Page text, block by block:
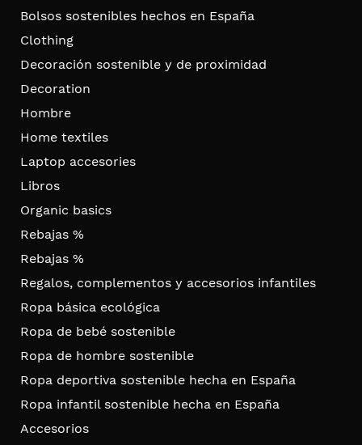
Bolsos sostenibles hechos en España
Clothing
Decoración sostenible y de proximidad
Decoration
Hombre
Home textiles
Laptop accesories
Libros
Organic basics
Rebajas %
Rebajas %
Regalos, complementos y accesorios infantiles
Ropa básica ecológica
Ropa de bebé sostenible
Ropa de hombre sostenible
Ropa deportiva sostenible hecha en España
Ropa infantil sostenible hecha en España
Accesorios